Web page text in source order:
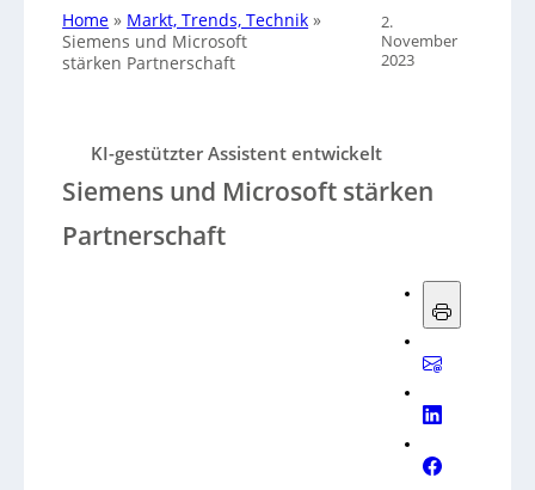
Home » Markt, Trends, Technik »
Siemens und Microsoft
stärken Partnerschaft
2.
November
2023
KI-gestützter Assistent entwickelt
Siemens und Microsoft stärken
Partnerschaft